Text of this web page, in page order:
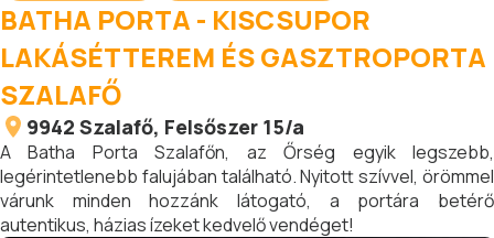
BATHA PORTA - KISCSUPOR
LAKÁSÉTTEREM ÉS GASZTROPORTA
SZALAFŐ
9942 Szalafő, Felsőszer 15/a
A Batha Porta Szalafőn, az Őrség egyik legszebb,
legérintetlenebb falujában található. Nyitott szívvel, örömmel
várunk minden hozzánk látogató, a portára betérő
autentikus, házias ízeket kedvelő vendéget!